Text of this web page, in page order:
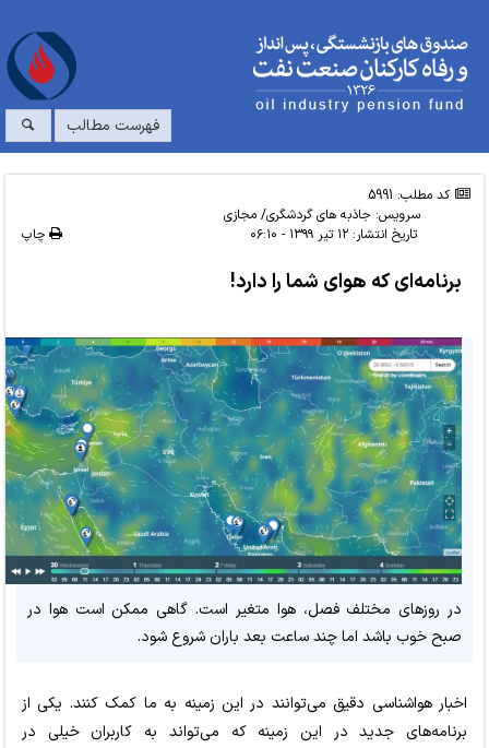
فهرست مطالب
کد مطلب: 5991
سرویس: جاذبه های گردشگری/ مجازی
تاریخ انتشار:۱۲ تیر ۱۳۹۹ - ۰۶:۱۰ چاپ
برنامه‌ای که هوای شما را دارد!
در روزهای مختلف فصل، هوا متغیر است. گاهی ممکن است هوا در
صبح خوب باشد اما چند ساعت بعد باران شروع شود.
اخبار هواشناسی دقیق می‌توانند در این زمینه به ما کمک کنند. یکی از
برنامه‌های جدید در این زمینه که می‌تواند به کاربران خیلی در